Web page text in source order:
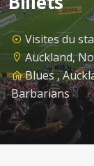
Visites du
Auckland,
Blues ,
Barbarians